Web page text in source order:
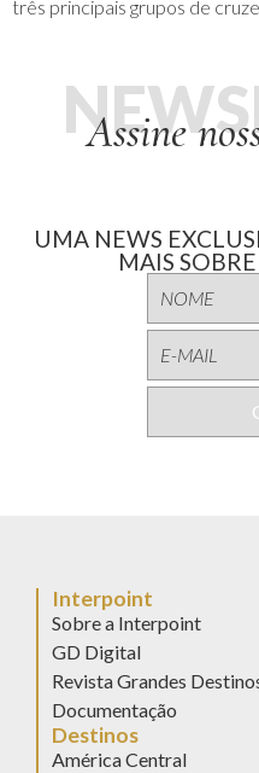
três principais grupos de
Assine
UMA NEWS
MAIS
Interpoint
Sobre a Interpoint
GD Digital
Revista Grandes
Documentação
Destinos
América Central